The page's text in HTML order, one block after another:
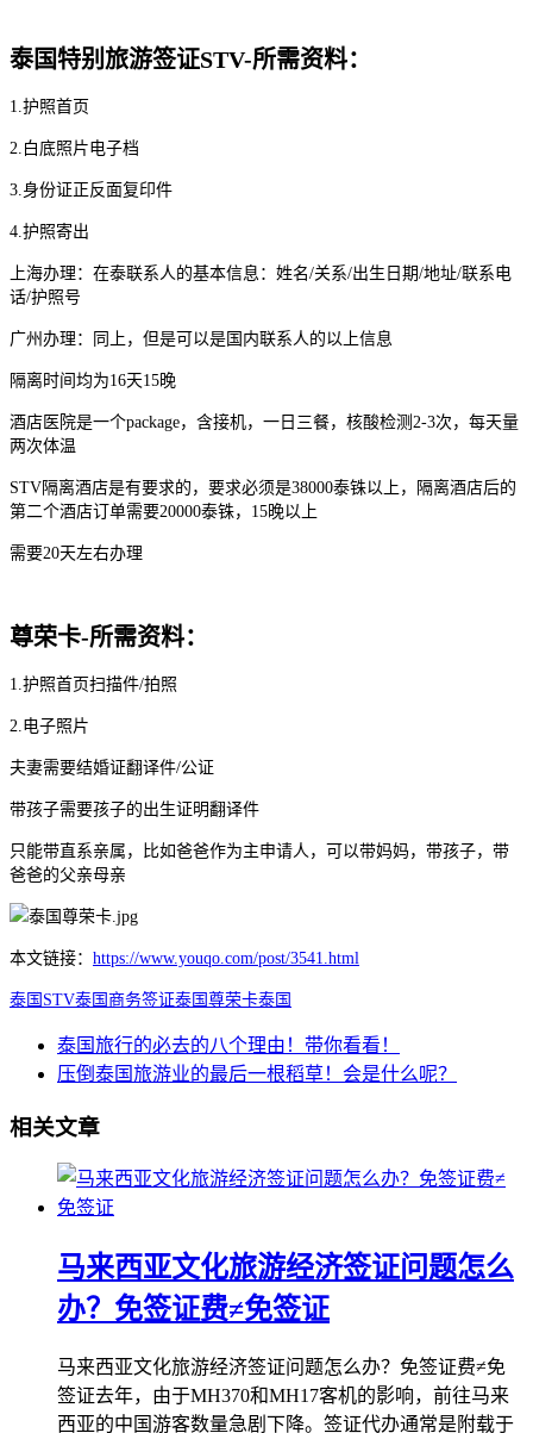
泰国特别旅游签证STV-所需资料：
1.护照首页
2.白底照片电子档
3.身份证正反面复印件
4.护照寄出
上海办理：在泰联系人的基本信息：姓名/关系/出生日期/地址/联系电
话/护照号
广州办理：同上，但是可以是国内联系人的以上信息
隔离时间均为16天15晚
酒店医院是一个package，含接机，一日三餐，核酸检测2-3次，每天量
两次体温
STV隔离酒店是有要求的，要求必须是38000泰铢以上，隔离酒店后的
第二个酒店订单需要20000泰铢，15晚以上
需要20天左右办理
尊荣卡-所需资料：
1.护照首页扫描件/拍照
2.电子照片
夫妻需要结婚证翻译件/公证
带孩子需要孩子的出生证明翻译件
只能带直系亲属，比如爸爸作为主申请人，可以带妈妈，带孩子，带
爸爸的父亲母亲
本文链接： https://www.youqo.com/post/3541.html
泰国STV泰国商务签证泰国尊荣卡泰国
泰国旅行的必去的八个理由！带你看看！
压倒泰国旅游业的最后一根稻草！会是什么呢？
相关文章
马来西亚文化旅游经济签证问题怎么
办？免签证费≠免签证
马来西亚文化旅游经济签证问题怎么办？免签证费≠免
签证去年，由于MH370和MH17客机的影响，前往马来
西亚的中国游客数量急剧下降。签证代办通常是附载于